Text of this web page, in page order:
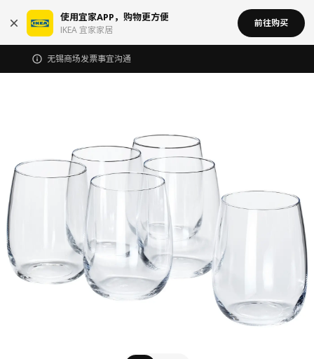
使用宜家APP，购物更方便
IKEA 宜家家居
前往购买
无锡商场发票事宜沟通